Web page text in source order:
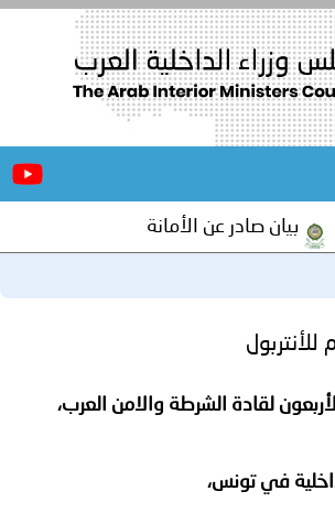
بيان صادر عن الأمانة العامة لمجلس وزراء
للأنتربول
لقادة الشرطة والامن العرب،
في تونس،